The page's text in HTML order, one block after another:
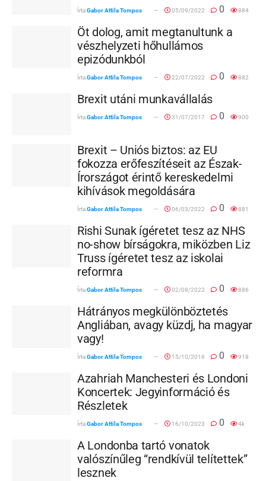
ÍrtaGabor Attila Tompos 05/09/2022 0 884
Öt dolog, amit megtanultunk a
vészhelyzeti hőhullámos
epizódunkból
ÍrtaGabor Attila Tompos 22/07/2022 0 882
Brexit utáni munkavállalás
ÍrtaGabor Attila Tompos 31/07/2017 0 900
Brexit – Uniós biztos: az EU
fokozza erőfeszítéseit az Észak-
Írországot érintő kereskedelmi
kihívások megoldására
ÍrtaGabor Attila Tompos 06/03/2022 0 881
Rishi Sunak ígéretet tesz az NHS
no-show bírságokra, miközben Liz
Truss ígéretet tesz az iskolai
reformra
ÍrtaGabor Attila Tompos 02/08/2022 0 886
Hátrányos megkülönböztetés
Angliában, avagy küzdj, ha magyar
vagy!
ÍrtaGabor Attila Tompos 15/10/2016 0 918
Azahriah Manchesteri és Londoni
Koncertek: Jegyinformáció és
Részletek
ÍrtaGabor Attila Tompos 16/10/2023 0 4k
A Londonba tartó vonatok
valószínűleg “rendkívül telítettek”
lesznek